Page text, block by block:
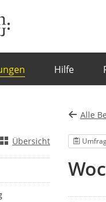
Hilfe
Alle
Übersicht